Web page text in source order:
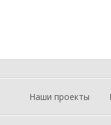
Наши проекты